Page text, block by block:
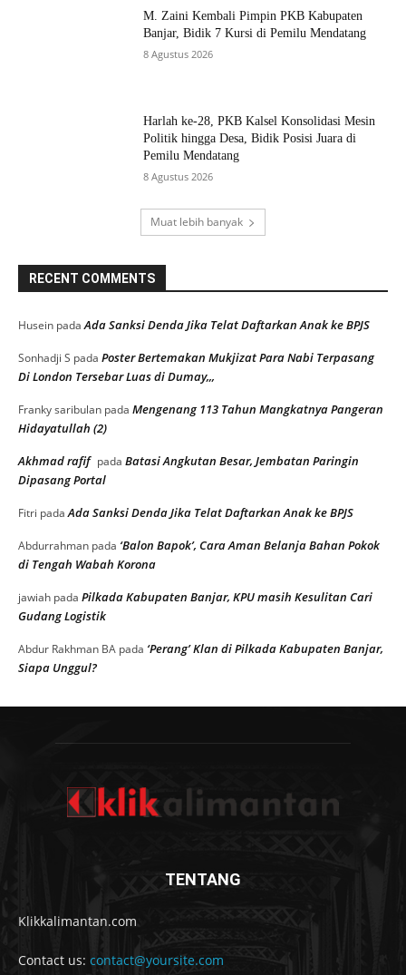
M. Zaini Kembali Pimpin PKB Kabupaten
Banjar, Bidik 7 Kursi di Pemilu Mendatang
8 Agustus 2026
Harlah ke-28, PKB Kalsel Konsolidasi Mesin
Politik hingga Desa, Bidik Posisi Juara di
Pemilu Mendatang
8 Agustus 2026
Muat lebih banyak
RECENT COMMENTS
Husein padaAda Sanksi Denda Jika Telat Daftarkan Anak ke BPJS
Sonhadji S pada Poster Bertemakan Mukjizat Para Nabi Terpasang
Di London Tersebar Luas di Dumay,,,
Franky saribulan pada Mengenang 113 Tahun Mangkatnya Pangeran
Hidayatullah (2)
Akhmad rafif pada Batasi Angkutan Besar, Jembatan Paringin
Dipasang Portal
Fitri padaAda Sanksi Denda Jika Telat Daftarkan Anak ke BPJS
Abdurrahman pada ‘Balon Bapok’, Cara Aman Belanja Bahan Pokok
di Tengah Wabah Korona
jawiah pada Pilkada Kabupaten Banjar, KPU masih Kesulitan Cari
Gudang Logistik
Abdur Rakhman BA pada ‘Perang’ Klan di Pilkada Kabupaten Banjar,
Siapa Unggul?
TENTANG
Klikkalimantan.com
Contact us: contact@yoursite.com